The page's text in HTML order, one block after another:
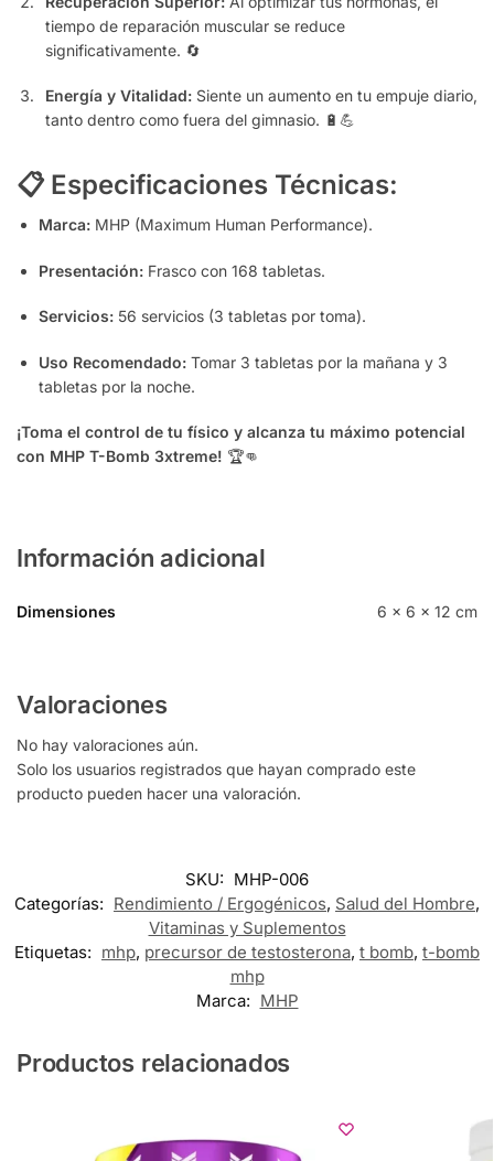
tiempo de reparación muscular se reduce
significativamente. 🔄
Energía y Vitalidad: Siente un aumento en tu empuje diario,
tanto dentro como fuera del gimnasio. 🔋💪
📋 Especificaciones Técnicas:
Marca: MHP (Maximum Human Performance).
Presentación: Frasco con 168 tabletas.
Servicios: 56 servicios (3 tabletas por toma).
Uso Recomendado: Tomar 3 tabletas por la mañana y 3
tabletas por la noche.
¡Toma el control de tu físico y alcanza tu máximo potencial
con MHP T-Bomb 3xtreme! 🏆👊
Información adicional
Dimensiones 6 × 6 × 12 cm
Valoraciones
No hay valoraciones aún.
Solo los usuarios registrados que hayan comprado este
producto pueden hacer una valoración.
SKU: MHP-006
Categorías: Rendimiento / Ergogénicos, Salud del Hombre,
Vitaminas y Suplementos
Etiquetas: mhp, precursor de testosterona, t bomb, t-bomb
mhp
Marca: MHP
Productos relacionados